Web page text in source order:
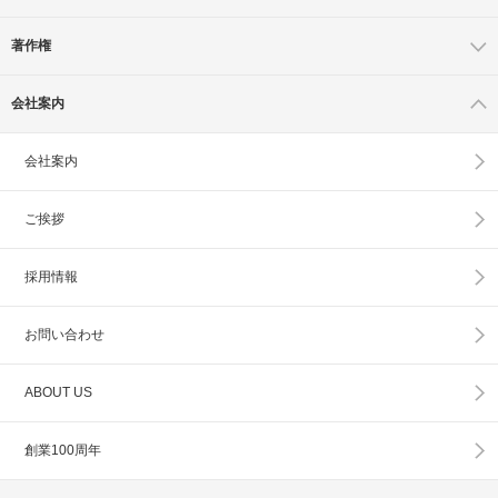
著作権
会社案内
会社案内
ご挨拶
採用情報
お問い合わせ
ABOUT US
創業100周年